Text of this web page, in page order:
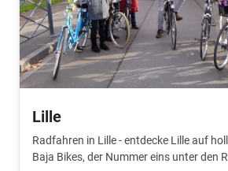
Lille
Radfahren in Lille - entdecke Lille auf
Baja Bikes, der Nummer eins unter den